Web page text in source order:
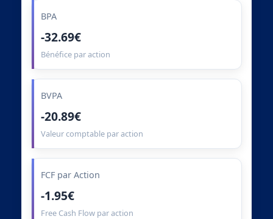
BPA
-32.69€
Bénéfice par action
BVPA
-20.89€
Valeur comptable par action
FCF par Action
-1.95€
Free Cash Flow par action